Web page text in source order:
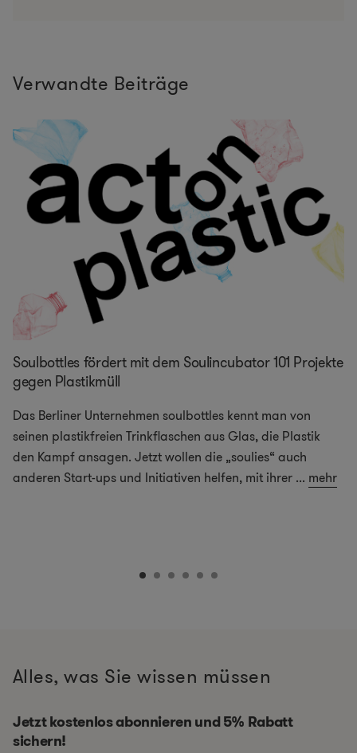
Verwandte Beiträge
Soulbottles fördert mit dem Soulincubator 101 Projekte
gegen Plastikmüll
Das Berliner Unternehmen soulbottles kennt man von
seinen plastikfreien Trinkflaschen aus Glas, die Plastik
den Kampf ansagen. Jetzt wollen die „soulies“ auch
anderen Start-ups und Initiativen helfen, mit ihrer ... mehr
Alles, was Sie wissen müssen
Jetzt kostenlos abonnieren und 5% Rabatt
sichern!